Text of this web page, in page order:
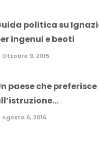
politica su
ingenui e beoti
Ottobre 9, 2015
paese che
Agosto 6, 2016